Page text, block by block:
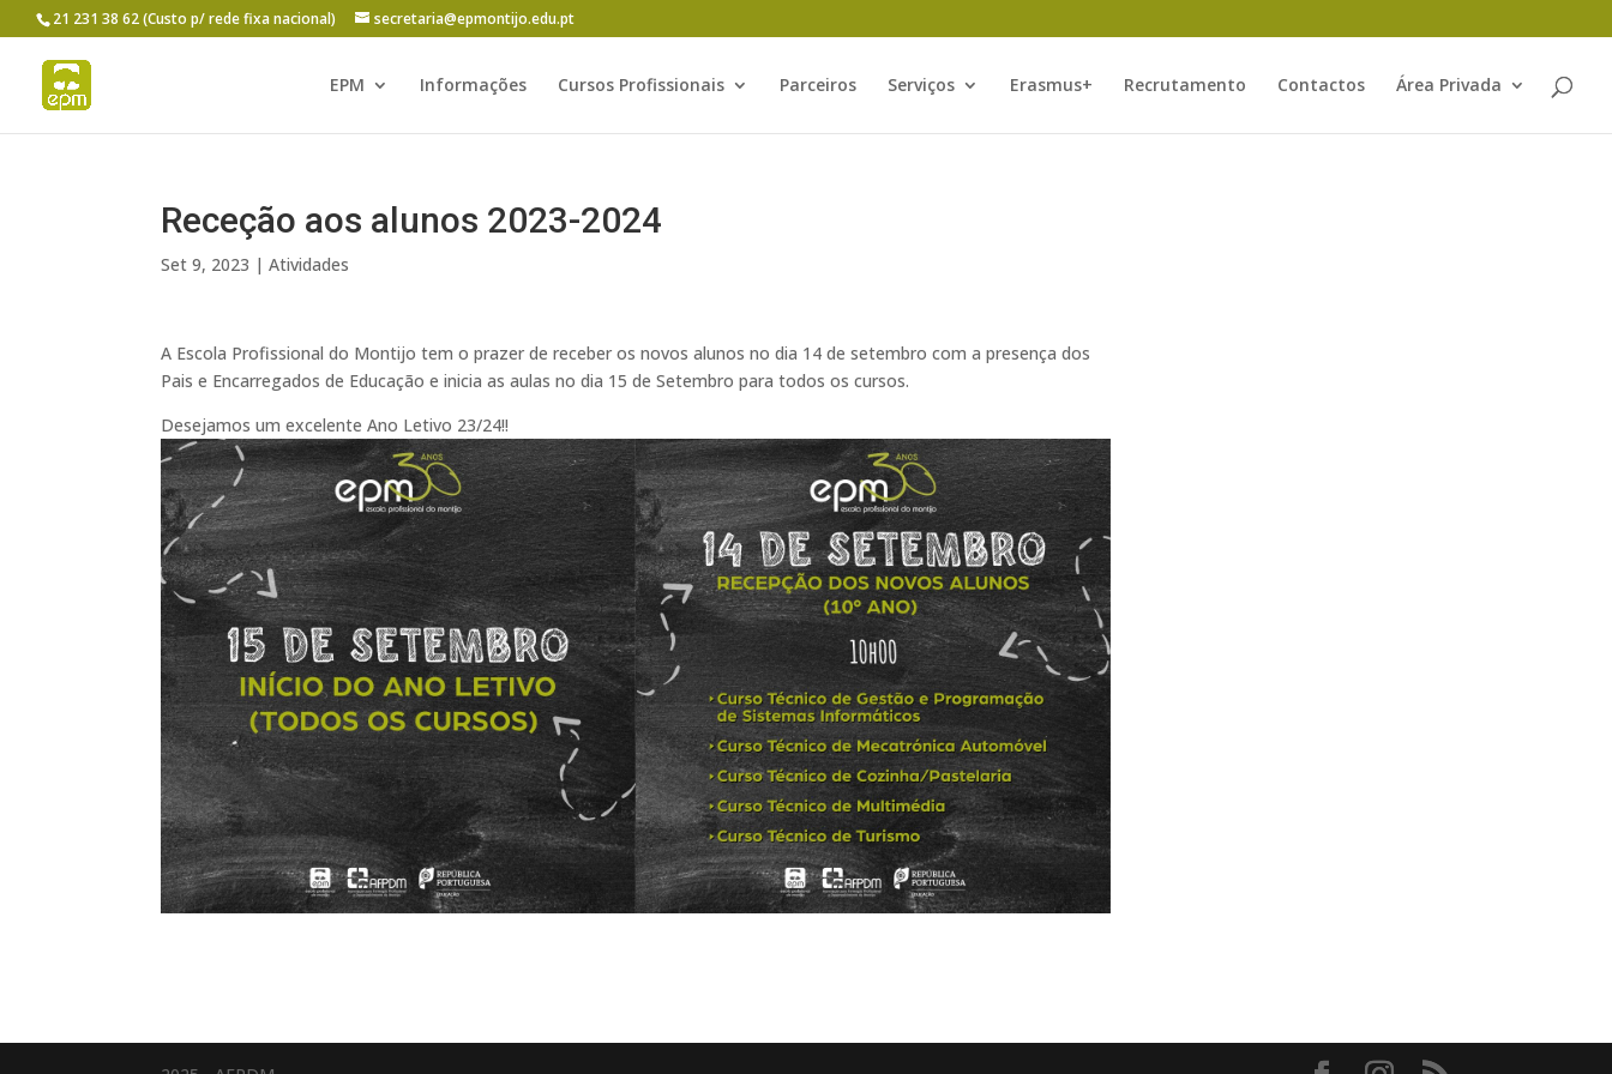
21 231 38 62 (Custo p/ rede fixa nacional) secretaria@epmontijo.edu.pt
EPM Informações Cursos Profissionais Parceiros Serviços Erasmus+ Recrutamento Contactos Área Privada
Receção aos alunos 2023-2024
Set 9, 2023 |Atividades
A Escola Profissional do Montijo tem o prazer de receber os novos alunos no dia 14 de setembro com a presença dos
Pais e Encarregados de Educação e inicia as aulas no dia 15 de Setembro para todos os cursos.
Desejamos um excelente Ano Letivo 23/24!!